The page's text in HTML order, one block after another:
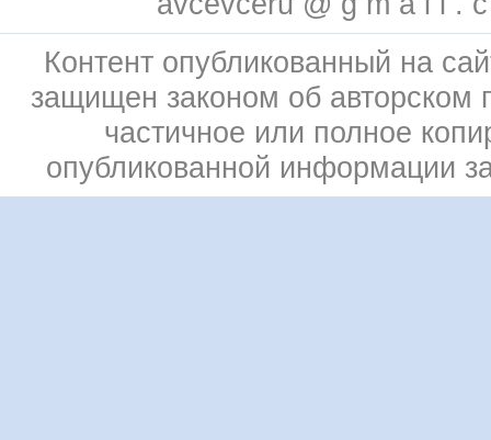
Контент опубликованный на
защищен законом об авторском
частичное или полное
опубликованной информации